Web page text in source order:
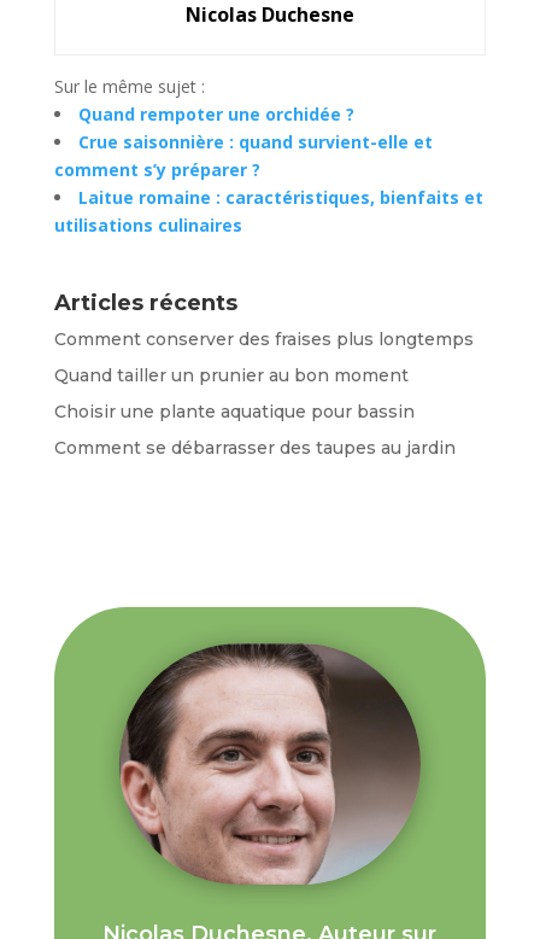
Nicolas Duchesne
Sur le même sujet :
Quand rempoter une orchidée ?
Crue saisonnière : quand survient-elle et
comment s’y préparer ?
Laitue romaine : caractéristiques, bienfaits et
utilisations culinaires
Articles récents
Comment conserver des fraises plus longtemps
Quand tailler un prunier au bon moment
Choisir une plante aquatique pour bassin
Comment se débarrasser des taupes au jardin